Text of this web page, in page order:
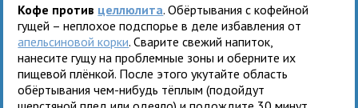
Кофе против целлюлита. Обёртывания с кофейной
гущей – неплохое подспорье в деле избавления от
апельсиновой корки. Сварите свежий напиток,
нанесите гущу на проблемные зоны и оберните их
пищевой плёнкой. После этого укутайте область
обёртывания чем-нибудь тёплым (подойдут